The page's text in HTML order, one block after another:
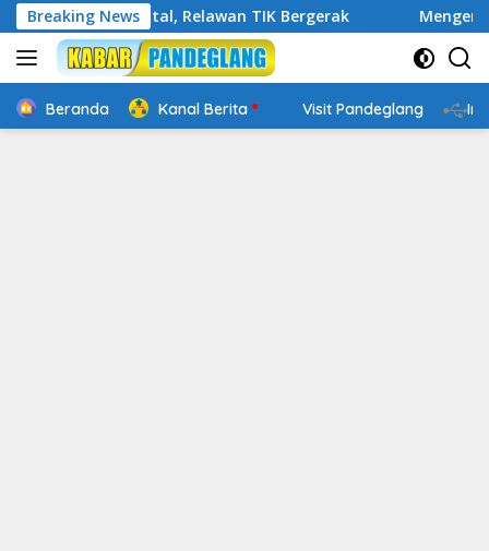
Langsung
ke
konten
Breaking News
Digital, Relawan TIK Bergerak Mengenal Website
Beranda Kanal Berita Visit Pandeglang